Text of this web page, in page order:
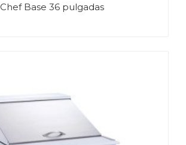
Chef Base 36 pulgadas